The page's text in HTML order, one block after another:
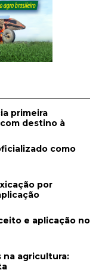
primeira
destino à
como
por
e aplicação no
agricultura: